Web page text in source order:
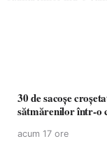
30 de sacoșe
sătmărenilor într-o
acum 17 ore